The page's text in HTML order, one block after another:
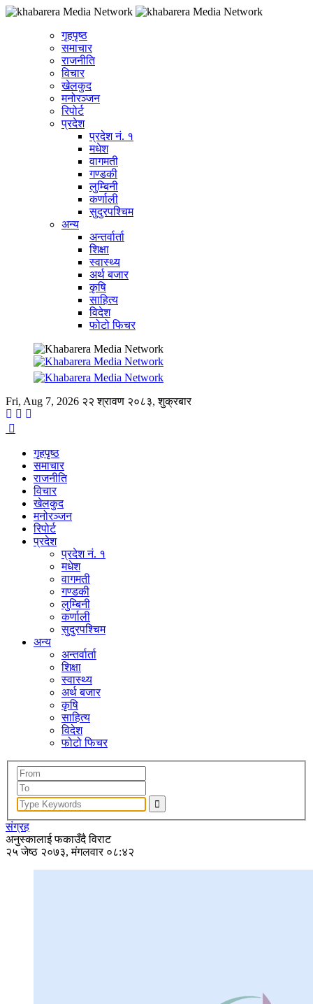
गृहपृष्ठ
समाचार
राजनीति
विचार
खेलकुद
मनोरञ्जन
रिपोर्ट
प्रदेश
प्रदेश नं. १
मधेश
वागमती
गण्डकी
लुम्बिनी
कर्णाली
सुदुरपश्चिम
अन्य
अन्तर्वार्ता
शिक्षा
स्वास्थ्य
अर्थ बजार
कृषि
साहित्य
विदेश
फोटो फिचर
Fri, Aug 7, 2026 २२ श्रावण २०८३, शुक्रबार
गृहपृष्ठ
समाचार
राजनीति
विचार
खेलकुद
मनोरञ्जन
रिपोर्ट
प्रदेश
प्रदेश नं. १
मधेश
वागमती
गण्डकी
लुम्बिनी
कर्णाली
सुदुरपश्चिम
अन्य
अन्तर्वार्ता
शिक्षा
स्वास्थ्य
अर्थ बजार
कृषि
साहित्य
विदेश
फोटो फिचर
संग्रह
अनुस्कालाई फकाउँदै विराट
२५ जेष्ठ २०७३, मंगलवार ०८:४२